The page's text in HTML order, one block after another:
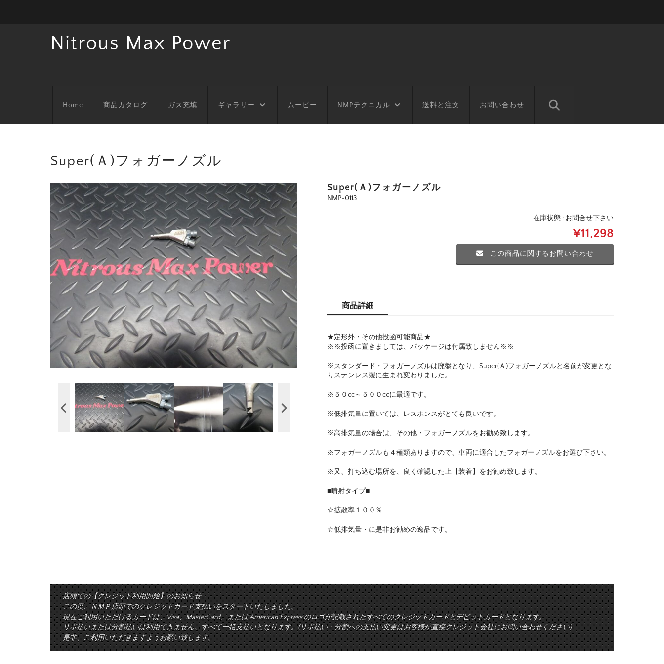
Nitrous Max Power
Home 商品カタログ ガス充填 ギャラリー ムービー NMPテクニカル 送料と注文 お問い合わせ
Super(Ａ)フォガーノズル
Super(Ａ)フォガーノズル
NMP-0113
在庫状態 : お問合せ下さい
¥11,298
この商品に関するお問い合わせ
商品詳細
★定形外・その他投函可能商品★
※※投函に置きましては、パッケージは付属致しません※※
※スタンダード・フォガーノズルは廃盤となり、Super(Ａ)フォガーノズルと名前が変更とな
りステンレス製に生まれ変わりました。
※５０cc～５００ccに最適です。
※低排気量に置いては、レスポンスがとても良いです。
※高排気量の場合は、その他・フォガーノズルをお勧め致します。
※フォガーノズルも４種類ありますので、車両に適合したフォガーノズルをお選び下さい。
※又、打ち込む場所を、良く確認した上【装着】をお勧め致します。
■噴射タイプ■
☆拡散率１００％
☆低排気量・に是非お勧めの逸品です。
店頭での【クレジット利用開始】のお知らせ
この度、ＮＭＰ店頭でのクレジットカード支払いをスタートいたしました。
現在ご利用いただけるカードは、Visa、MasterCard、または American Express のロゴが記載されたすべてのクレジットカードとデビットカードとなります。
リボ払いまたは分割払いは利用できません。すべて一括支払いとなります。(リボ払い・分割への支払い変更はお客様が直接クレジット会社にお問い合わせください)
是非、ご利用いただきますようお願い致します。